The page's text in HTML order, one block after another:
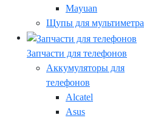
Mayuan
Щупы для мультиметра
Запчасти для телефонов
Аккумуляторы для
телефонов
Alcatel
Asus